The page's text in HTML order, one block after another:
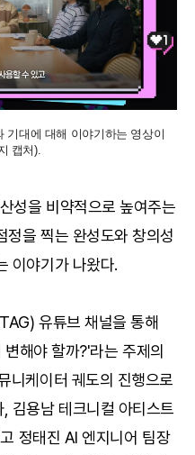
기대에 대해 이야기하는 영상이
캡처).
성을 비약적으로 높여주는
정을 찍는 완성도와 창의성
이야기가 나왔다.
유튜브 채널을 통해
해야 할까?'라는 주제의
니케이터 궤도의 진행으로
김용남 테크니컬 아티스트
정태진 AI 엔지니어 팀장